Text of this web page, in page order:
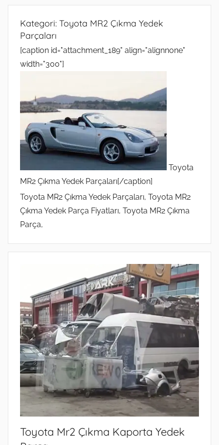
Kategori: Toyota MR2 Çıkma Yedek
Parçaları
[caption id="attachment_189" align="alignnone"
width="300"]
Toyota
MR2 Çıkma Yedek Parçaları[/caption]
Toyota MR2 Çıkma Yedek Parçaları, Toyota MR2
Çıkma Yedek Parça Fiyatları, Toyota MR2 Çıkma
Parça,
Toyota Mr2 Çıkma Kaporta Yedek